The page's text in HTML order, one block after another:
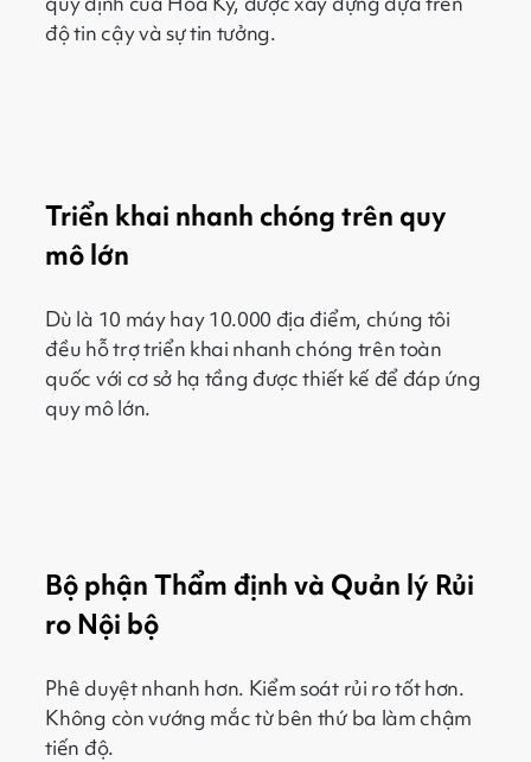
độ tin cậy và sự tin tưởng.
Triển khai nhanh chóng trên quy
mô lớn
Dù là 10 máy hay 10.000 địa điểm, chúng tôi
đều hỗ trợ triển khai nhanh chóng trên toàn
quốc với cơ sở hạ tầng được thiết kế để đáp ứng
quy mô lớn.
Bộ phận Thẩm định và Quản lý Rủi
ro Nội bộ
Phê duyệt nhanh hơn. Kiểm soát rủi ro tốt hơn.
Không còn vướng mắc từ bên thứ ba làm chậm
tiến độ.